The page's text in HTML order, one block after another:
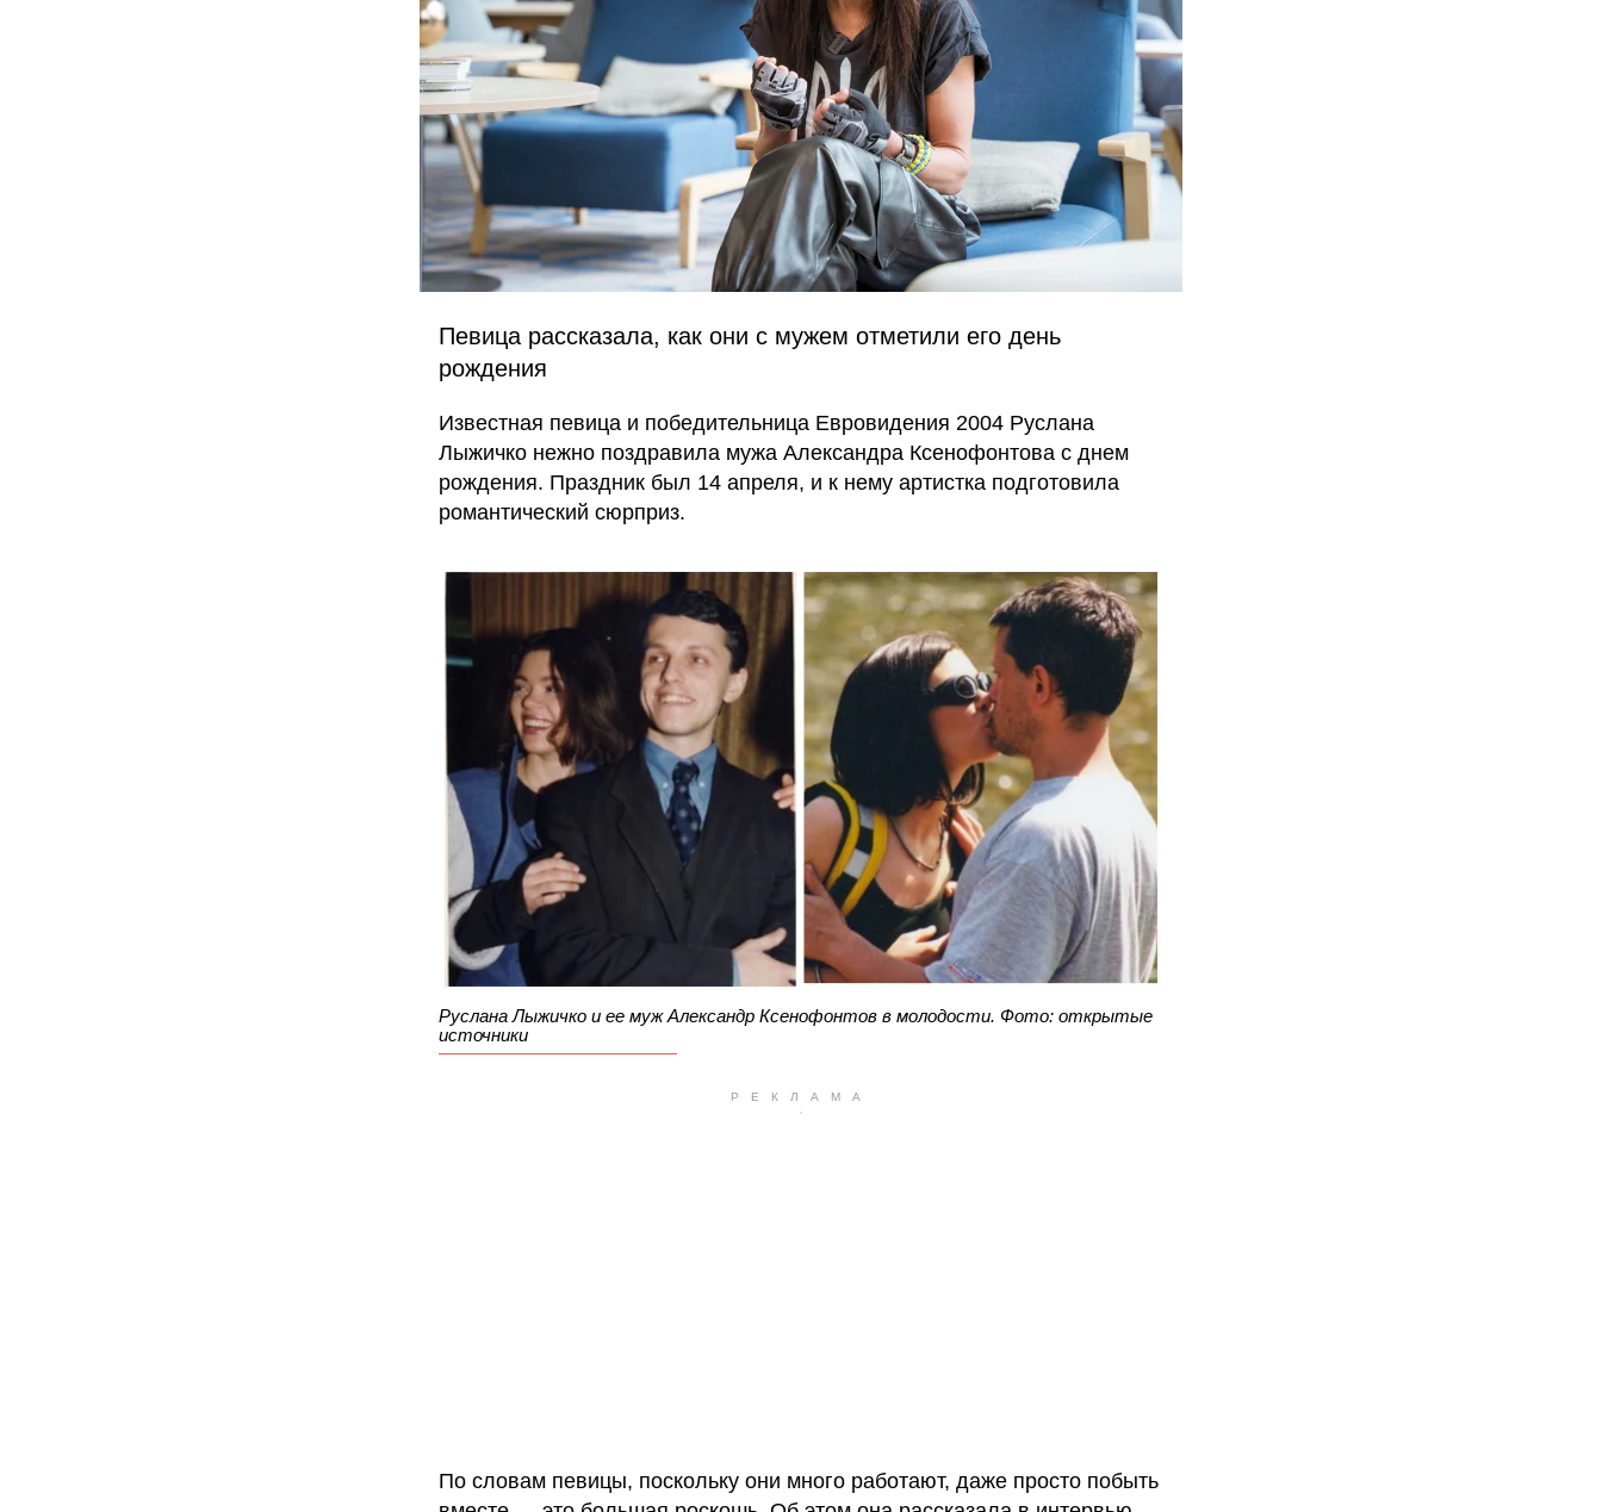
Певица рассказала, как они с мужем отметили его день
рождения
Известная певица и победительница Евровидения 2004 Руслана
Лыжичко нежно поздравила мужа Александра Ксенофонтова с днем
рождения. Праздник был 14 апреля, и к нему артистка подготовила
романтический сюрприз.
Руслана Лыжичко и ее муж Александр Ксенофонтов в молодости. Фото: открытые
источники
По словам певицы, поскольку они много работают, даже просто побыть